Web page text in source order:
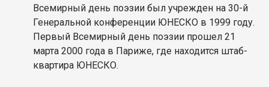
Всемирный день поэзии был учрежден на 30-й
Генеральной конференции ЮНЕСКО в 1999 году.
Первый Всемирный день поэзии прошел 21
марта 2000 года в Париже, где находится штаб-
квартира ЮНЕСКО.